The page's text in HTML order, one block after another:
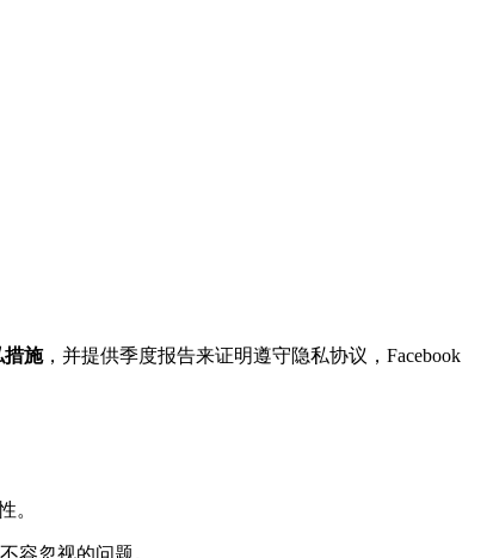
措施，并提供季度报告来证明遵守隐私协议，Facebook
。
容忽视的问题。